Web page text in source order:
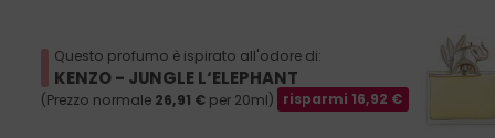
Questo profumo è ispirato all'odore di:
KENZO - JUNGLE L‘ELEPHANT
(Prezzo normale 26,91 €per 20ml) risparmi 16,92 €